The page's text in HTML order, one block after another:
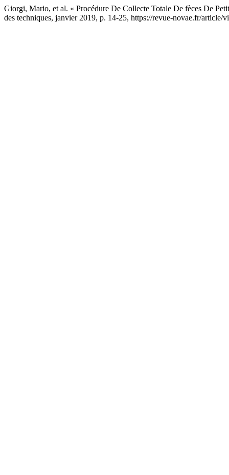
Giorgi, Mario, et al. « Procédure De Collecte Totale De fèces De
des techniques, janvier 2019, p. 14-25, https://revue-novae.fr/article/